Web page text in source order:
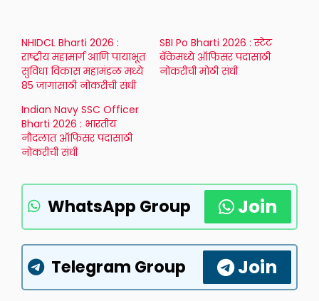
NHIDCL Bharti 2026 :
राष्ट्रीय महामार्ग आणि पायाभूत
सुविधा विकास महामंडळ मध्ये
85 जागांसाठी नोकरीची संधी
SBI Po Bharti 2026 : स्टेट
बँकेमध्ये ऑफिसर पदासाठी
नोकरीची मोठी संधी
Indian Navy SSC Officer
Bharti 2026 : भारतीय
नौदलात ऑफिसर पदासाठी
नोकरीची संधी
WhatsApp Group Join
Telegram Group Join